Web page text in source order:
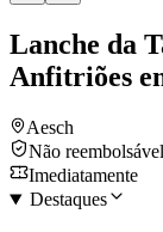
Lanche da
Anfitriões
Aesch
Não reembolsável
Imediatamente
Destaques